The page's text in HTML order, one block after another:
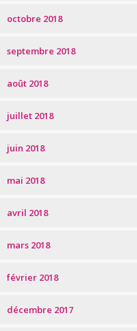
octobre 2018
septembre 2018
août 2018
juillet 2018
juin 2018
mai 2018
avril 2018
mars 2018
février 2018
décembre 2017